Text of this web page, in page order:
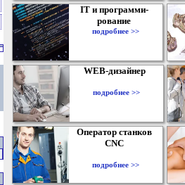
IT и программи-
рование
подробнее >>
WEB-дизайнер
подробнее >>
Оператор станков
CNC
подробнее >>